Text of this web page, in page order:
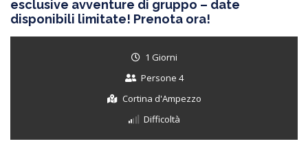
esclusive avventure di gruppo – date
disponibili limitate! Prenota ora!
1 Giorni
Persone 4
Cortina d'Ampezzo
Difficoltà